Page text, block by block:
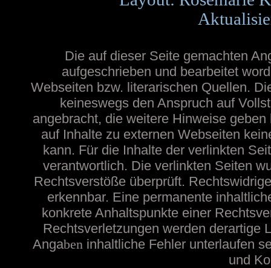
Die auf dieser Seite gemachten
aufgeschrieben und bearbeitet
Webseiten bzw. literarischen Quellen.
keineswegs den Anspruch auf
angebracht, die weitere Hinweise
auf Inhalte zu externen Webseiten
kann. Für die Inhalte der verlinkten
verantwortlich. Die verlinkten Seiten
Rechtsverstöße überprüft.
erkennbar. Eine permanente
konkrete Anhaltspunkte einer
Rechtsverletzungen werden derartige
Angaben inhaltliche Fehler unterlaufen
und